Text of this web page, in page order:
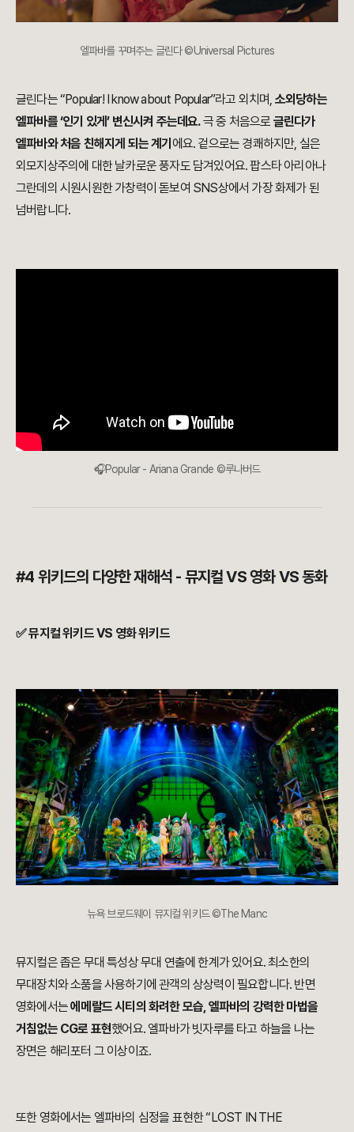
엘파바를 꾸며주는 글린다 ©Universal Pictures
글린다는 “Popular! I know about Popular”라고 외치며, 소외당하는
엘파바를 ‘인기 있게’ 변신시켜 주는데요.극 중 처음으로 글린다가
엘파바와 처음 친해지게 되는 계기 에요. 겉으로는 경쾌하지만, 실은
외모지상주의에 대한 날카로운 풍자도 담겨있어요. 팝스타 아리아나
그란데의 시원시원한 가창력이 돋보여 SNS상에서 가장 화제가 된
넘버랍니다.
🎧Popular - Ariana Grande ©루나버드
#4 위키드의 다양한 재해석 - 뮤지컬 VS 영화 VS 동화
✅ 뮤지컬 위키드 VS 영화 위키드
뉴욕 브로드웨이 뮤지컬 위키드 ©The Manc
뮤지컬은 좁은 무대 특성상 무대 연출에 한계가 있어요. 최소한의
무대장치와 소품을 사용하기에 관객의 상상력이 필요합니다. 반면
영화에서는에메랄드 시티의 화려한 모습, 엘파바의 강력한 마법을
거침없는 CG로 표현했어요. 엘파바가 빗자루를 타고 하늘을 나는
장면은 해리포터 그 이상이죠.
또한 영화에서는 엘파바의 심정을 표현한 “LOST IN THE